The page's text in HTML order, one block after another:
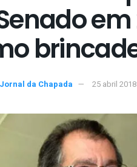
Jornal da Chapada 25 abril